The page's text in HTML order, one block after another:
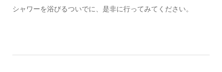
シャワーを浴びるついでに、是非に行ってみてください。